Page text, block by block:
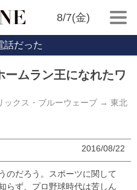
8/7(金)
話だった
ームラン王になれたワ
ックス・ブルーウェーブ → 東北
2016/08/22
のだろう。スポーツに関して
らず、プロ野球時代は苦しん